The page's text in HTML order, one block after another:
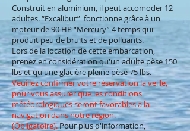
Construit en aluminium, il peut accomoder 12
adultes. “Excalibur” fonctionne grâce à un
moteur de 90 HP “Mercury” 4 temps qui
produit peu de bruits et de polluants.
Lors de la location de cette embarcation,
prenez en considération qu'un adulte pèse 150
lbs et qu'une glacière pleine pèse 75 lbs.
Veuillez confirmer votre réservation la veille,
pour vous assurer que les conditions
météorologiques seront favorables a la
navigation dans notre région.
(Obligatoire).Pour plus d'information,